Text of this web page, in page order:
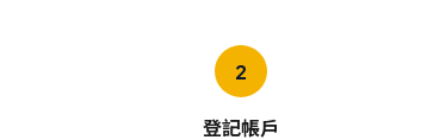
登記帳戶